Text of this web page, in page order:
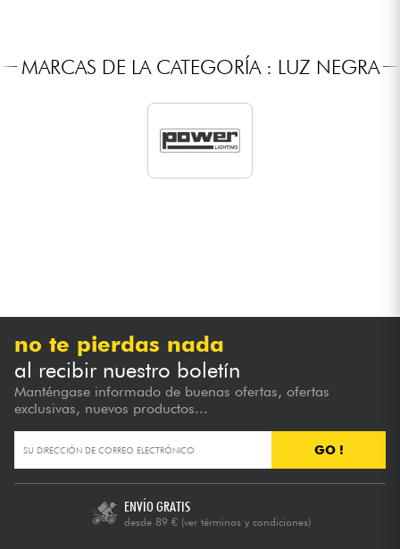
HiFi
MARCAS DE LA CATEGORÍA : LUZ NEGRA
no te pierdas nada
al recibir nuestro boletín
Manténgase informado de buenas ofertas, ofertas
exclusivas, nuevos productos...
GO !
ENVÍO GRATIS
desde 89 € (ver términos y condiciones)